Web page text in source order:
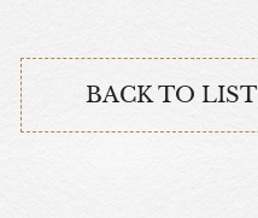
BACK TO LIST